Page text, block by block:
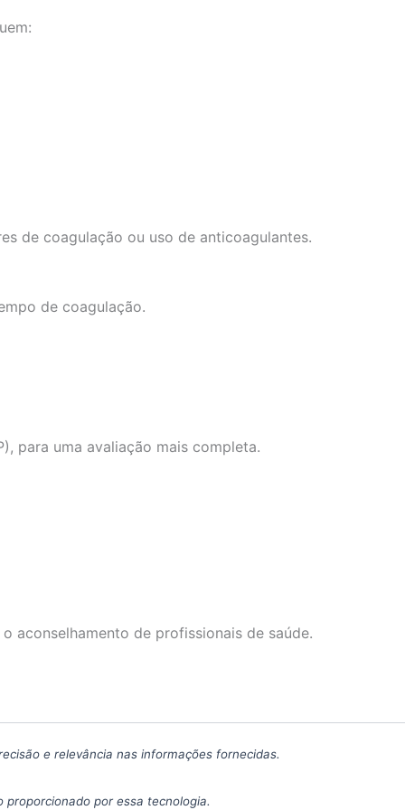
de coagulação ou uso de anticoagulantes.
de coagulação.
para uma avaliação mais completa.
aconselhamento de profissionais de saúde.
e relevância nas informações fornecidas.
por essa tecnologia.